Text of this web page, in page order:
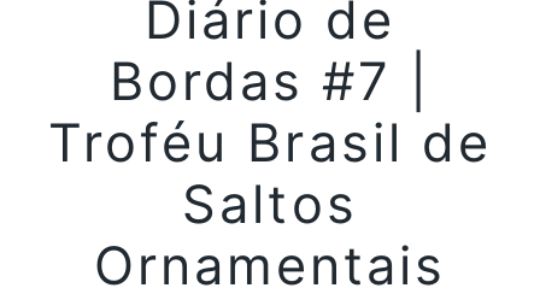
Diário de
Bordas #7 |
Troféu Brasil de
Saltos
Ornamentais